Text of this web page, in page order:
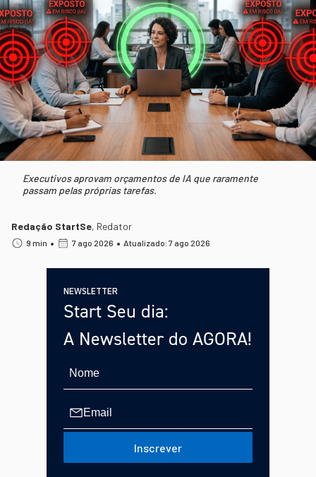
Executivos aprovam orçamentos de IA que raramente
passam pelas próprias tarefas.
Redação StartSe, Redator
9 min • 7 ago 2026 • Atualizado: 7 ago 2026
NEWSLETTER
Start Seu dia:
A Newsletter do AGORA!
Inscrever